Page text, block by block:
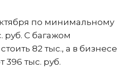
по минимальному
руб. С багажом
82 тыс., а в бизнесе
396 тыс. руб.